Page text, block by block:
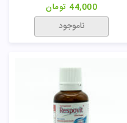
44,000 تومان
ناموجود